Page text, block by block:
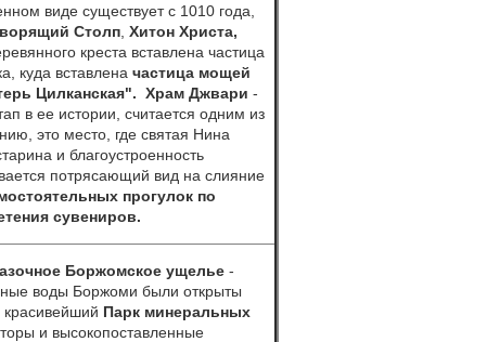
виде существует с 1010 года,
Столп Хитон Христа,
креста вставлена частица
куда вставлена частица мощей
Цилканская". Храм Джвари -
в ее истории, считается одним из
это место, где святая Нина
и благоустроенность
потрясающий вид на слияние
прогулок по
сувениров.
Боржомское ущелье -
воды Боржоми были открыты
красивейший Парк минеральных
и высокопоставленные